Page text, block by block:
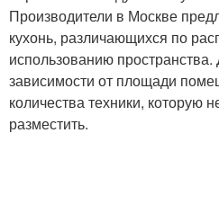
Недорогие кухни
Производители в Москве
кухонь, различающихся по
использованию
зависимости от площади
количества техники, которую
разместить.